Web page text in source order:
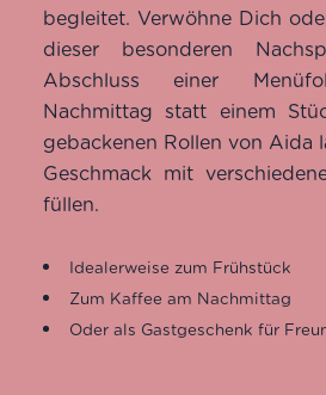
begleitet. Verwöhne Dich
dieser besonderen
Abschluss einer
Nachmittag statt einem
gebackenen Rollen von Aida
Geschmack mit
füllen.
Idealerweise zum Frühstück
Zum Kaffee am Nachmittag
Oder als Gastgeschenk für